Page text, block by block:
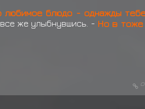
любимое блюдо - однажды
же улыбнувшись. - Но в тоже